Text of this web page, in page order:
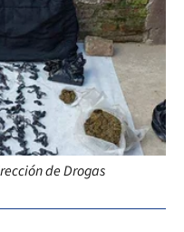
de Drogas